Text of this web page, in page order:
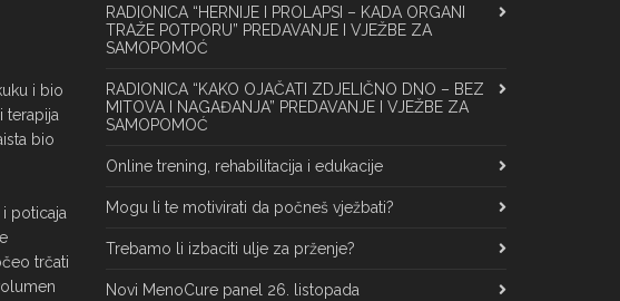
i bio
terapija
bio
poticaja
trčati
RADIONICA “HERNIJE I PROLAPSI – KADA ORGANI
TRAŽE POTPORU” PREDAVANJE I VJEŽBE ZA
SAMOPOMOĆ
RADIONICA “KAKO OJAČATI ZDJELIČNO DNO – BEZ
MITOVA I NAGAĐANJA” PREDAVANJE I VJEŽBE ZA
SAMOPOMOĆ
Online trening, rehabilitacija i edukacije
Mogu li te motivirati da počneš vježbati?
Trebamo li izbaciti ulje za prženje?
Novi MenoCure panel 26. listopada